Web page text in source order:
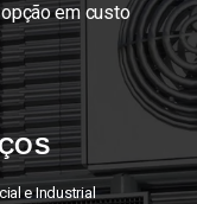
em custo
e Industrial